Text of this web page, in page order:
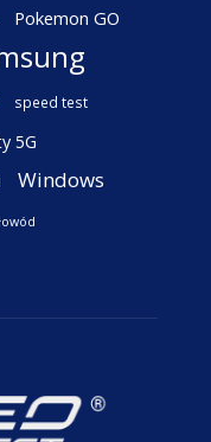
Pokemon GO
speed test
5G
Windows